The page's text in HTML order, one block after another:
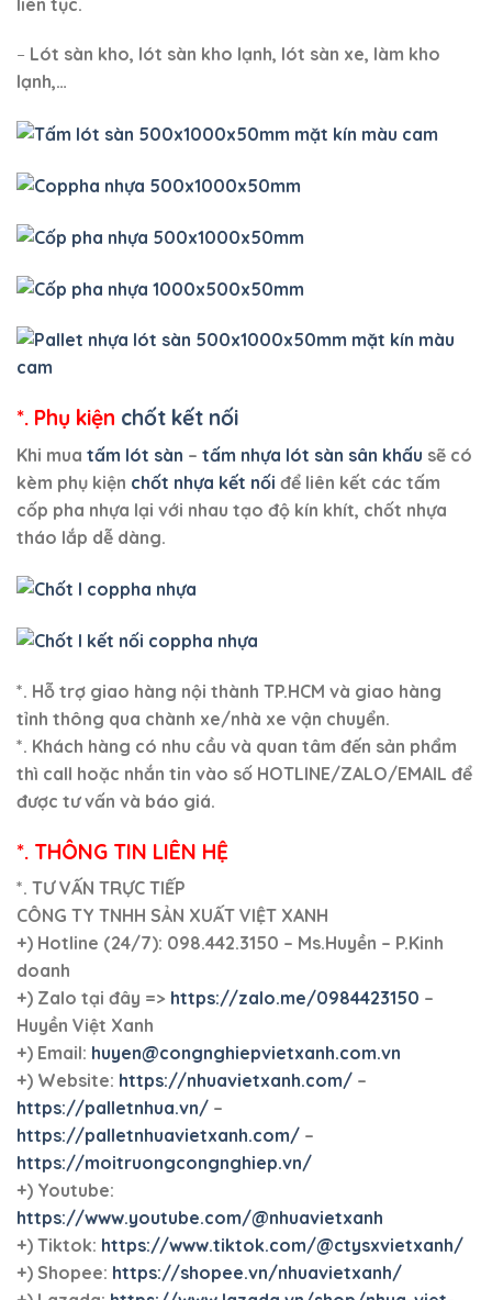
– Lót sàn kho, lót sàn kho lạnh, lót sàn xe, làm kho
lạnh,…
*. Phụ kiện chốt kết nối
Khi mua tấm lót sàn – tấm nhựa lót sàn sân khấu sẽ có
kèm phụ kiện chốt nhựa kết nối để liên kết các tấm
cốp pha nhựa lại với nhau tạo độ kín khít, chốt nhựa
tháo lắp dễ dàng.
*. Hỗ trợ giao hàng nội thành TP.HCM và giao hàng
tỉnh thông qua chành xe/nhà xe vận chuyển.
*. Khách hàng có nhu cầu và quan tâm đến sản phẩm
thì call hoặc nhắn tin vào số HOTLINE/ZALO/EMAIL để
được tư vấn và báo giá.
*. THÔNG TIN LIÊN HỆ
*. TƯ VẤN TRỰC TIẾP
CÔNG TY TNHH SẢN XUẤT VIỆT XANH
+) Hotline (24/7): 098.442.3150 – Ms.Huyền – P.Kinh
doanh
+) Zalo tại đây => https://zalo.me/0984423150 –
Huyền Việt Xanh
+) Email: huyen@congnghiepvietxanh.com.vn
+) Website: https://nhuavietxanh.com/ –
https://palletnhua.vn/ –
https://palletnhuavietxanh.com/ –
https://moitruongcongnghiep.vn/
+) Youtube:
https://www.youtube.com/@nhuavietxanh
+) Tiktok: https://www.tiktok.com/@ctysxvietxanh/
+) Shopee: https://shopee.vn/nhuavietxanh/